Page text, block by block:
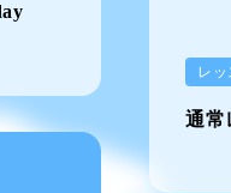
レッ
通常